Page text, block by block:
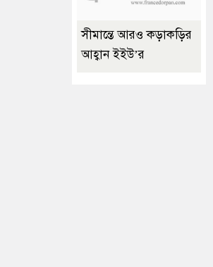
সীমান্তে আরও কড়াকড়ির
আহ্বান ইইউ’র